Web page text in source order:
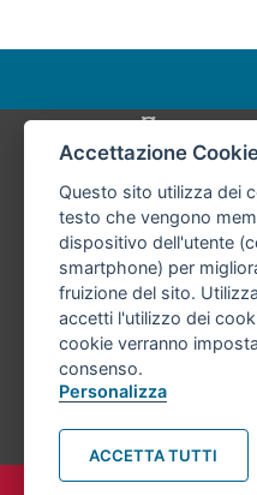
Pié di
Contatti
Comune di
Telefono:
Accessibilità
Accettazione
Questo sito utilizza dei
testo che vengono
dispositivo dell'utente
smartphone) per
fruizione del sito.
accetti l'utilizzo dei
cookie verranno
consenso.
Personalizza
ACCETTA TUTTI